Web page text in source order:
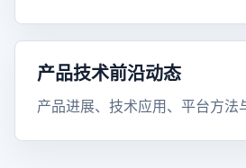
产品技术前沿动态
产品进展、技术应用、平台方法